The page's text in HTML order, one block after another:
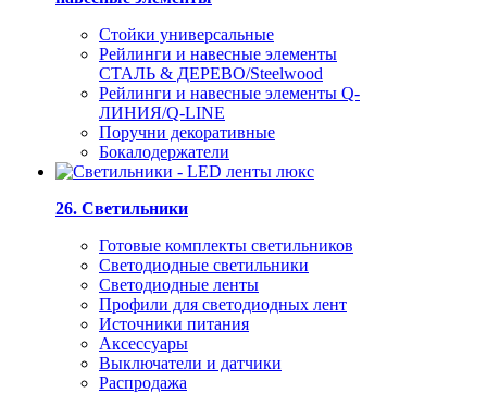
Стойки универсальные
Рейлинги и навесные элементы
СТАЛЬ & ДЕРЕВО/Steelwood
Рейлинги и навесные элементы Q-
ЛИНИЯ/Q-LINE
Поручни декоративные
Бокалодержатели
26. Светильники
Готовые комплекты светильников
Светодиодные светильники
Светодиодные ленты
Профили для светодиодных лент
Источники питания
Аксессуары
Выключатели и датчики
Распродажа